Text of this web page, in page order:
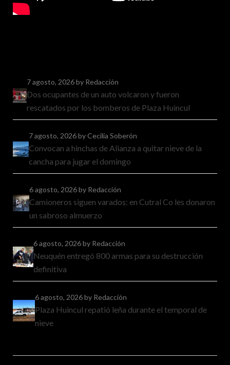
7 agosto, 2026by Redacción
Dos ocupantes de un auto volcaron y fueron
rescatados por los bomberos de Plaza Huincul
7 agosto, 2026by Cecilia Soberón
Convocan a hinchas de Alianza a quitar nieve de la
cancha para jugar el domingo
6 agosto, 2026by Redacción
Camioneros siguen varados: en Cutral Co les donaron
un sabroso almuerzo
6 agosto, 2026by Redacción
Neuquén entregó 800 armas para su destrucción
definitiva
6 agosto, 2026by Redacción
Plaza Huincul repatió leña durante el temporal de
nieve